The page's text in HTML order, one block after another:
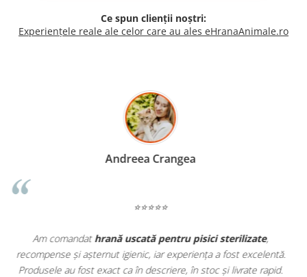
Ce spun clienții noștri:
Experiențele reale ale celor care au ales eHranaAnimale.ro
Madalina Stancea
⭐⭐⭐⭐⭐
Apreciez foarte mult faptul că peehranaanimale.rogăsesc nu
doar hrană, ci și produse dinfarmacia veterinară:
antiparazitare, suplimente și soluții de îngrijire. Este foarte